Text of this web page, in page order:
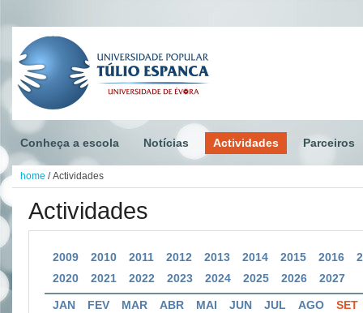
Conheça a escola Notícias Actividades Parceiros
home / Actividades
Actividades
2009 2010 2011 2012 2013 2014 2015 2016
2020
2021 2022 2023 2024 2025 2026 2027
JAN FEV MAR ABR MAI JUN JUL AGO SET